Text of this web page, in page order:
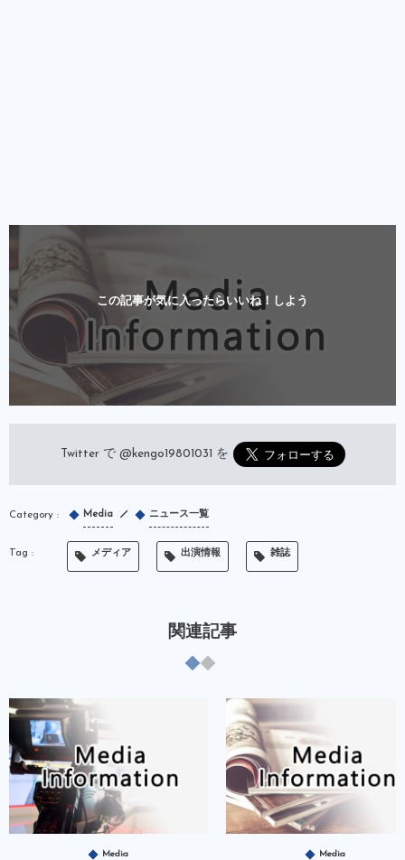
この記事が気に入ったらいいね！しよう
Twitter で @kengo19801031 を
Media ニュース一覧
メディア 出演情報 雑誌
関連記事
Media Media